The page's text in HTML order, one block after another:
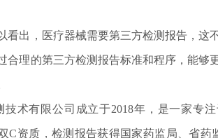
看出，医疗器械需要第三方检测报告，
合理的第三方检测报告标准和程序，能
技术有限公司成立于2018年，是一家专
C资质，检测报告获得国家药监局、省